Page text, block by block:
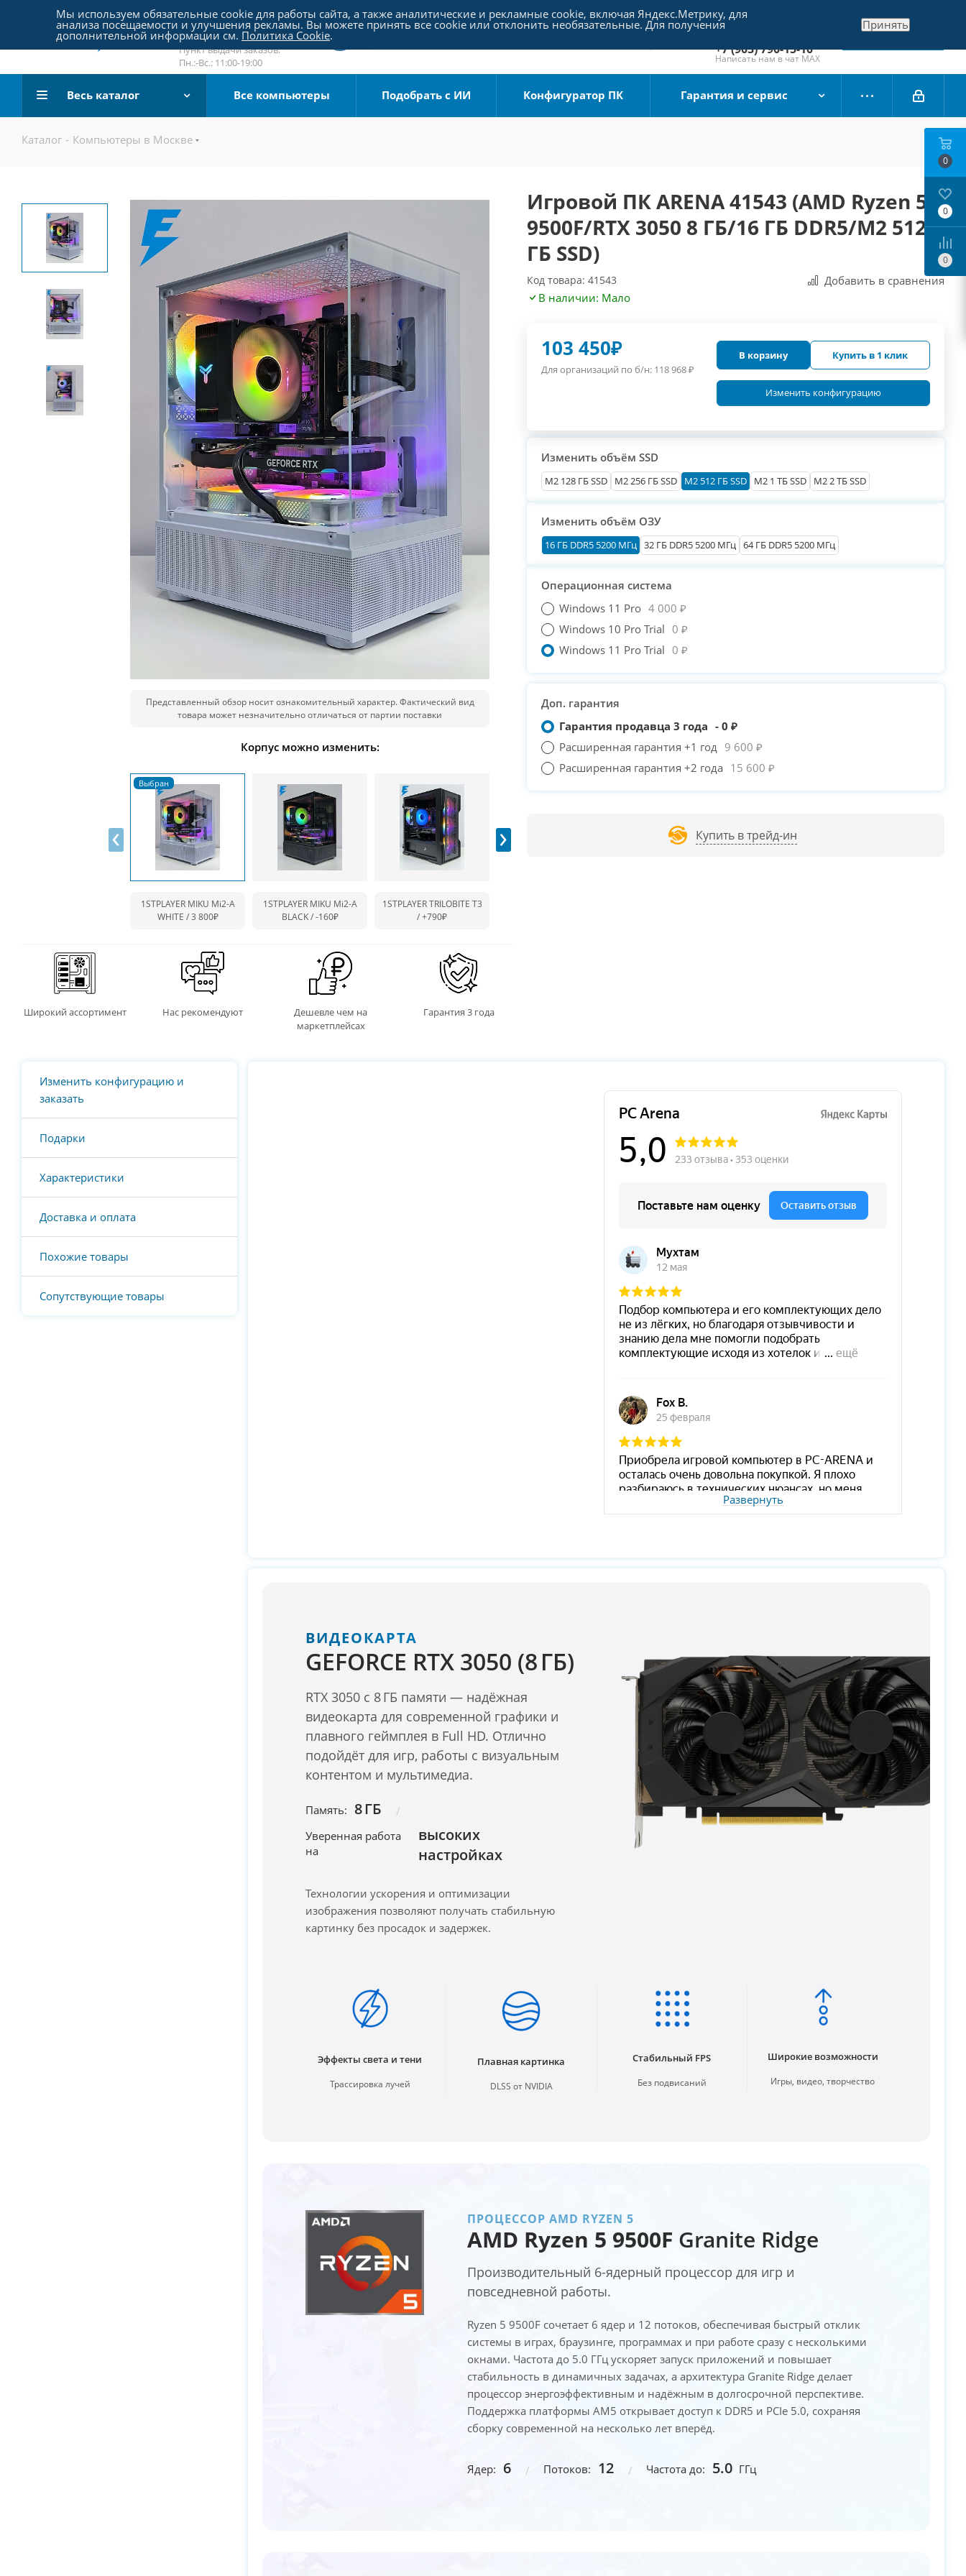
Пятницкое шоссе 18, пав. 267
email:sale@pc-arena.ru
Пн.:-Вс.: 10:00-20:00
Пункт выдачи заказов:
Пн.:-Вс.: 11:00-19:00
+7 (495) 790-15-10
Отдел продаж
+7 (903) 790-15-10
Написать нам в чат MAX
Заказать звонок
Весь каталог Все компьютеры Подобрать с ИИ Конфигуратор ПК Гарантия и сервис
Каталог - Компьютеры в Москве
Представленный обзор носит ознакомительный характер. Фактический вид
товара может незначительно отличаться от партии поставки
Корпус можно изменить:
1STPLAYER MIKU Mi2-A
WHITE / 3 800₽
1STPLAYER MIKU Mi2-A
BLACK /-160₽
1STPLAYER TRILOBITE T3
/+790₽
‹ ›
Широкий ассортимент Нас рекомендуют
Дешевле чем на
маркетплейсах
Гарантия 3 года
Игровой ПК ARENA 41543 (AMD Ryzen 5
9500F/RTX 3050 8 ГБ/16 ГБ DDR5/M2 512
ГБ SSD)
Код товара: 41543
Добавить в сравнения
В наличии: Мало
103 450₽
Для организаций по б/н: 118 968₽
В корзину Купить в 1 клик
Изменить конфигурацию
Изменить объём SSD
М2 128 ГБ SSD M2 256 ГБ SSD M2 512 ГБ SSD M2 1 ТБ SSD M2 2 ТБ SSD
Изменить объём ОЗУ
16 ГБ DDR5 5200 МГц 32 ГБ DDR5 5200 МГц 64 ГБ DDR5 5200 МГц
Операционная система
Windows 11 Pro 4 000 ₽
Windows 10 Pro Trial 0 ₽
Windows 11 Pro Trial 0 ₽
Доп. гарантия
Гарантия продавца 3 года - 0 ₽
Расширенная гарантия +1 год 9 600 ₽
Расширенная гарантия +2 года 15 600 ₽
Купить в трейд-ин
Изменить конфигурацию и
заказать
Подарки
Характеристики
Доставка и оплата
Похожие товары
Сопутствующие товары
PC-Arena на карте Москвы — Яндекс Карты
Развернуть
ВИДЕОКАРТА
GEFORCE RTX 3050 (8 ГБ)
RTX 3050 с 8 ГБ памяти — надёжная
видеокарта для современной графики и
плавного геймплея в Full HD. Отлично
подойдёт для игр, работы с визуальным
контентом и мультимедиа.
Память: 8 ГБ
Уверенная работа
на
высоких
настройках
Технологии ускорения и оптимизации
изображения позволяют получать стабильную
картинку без просадок и задержек.
Эффекты света и тени
Трассировка лучей
Плавная картинка
DLSS от NVIDIA
Стабильный FPS
Без подвисаний
Широкие возможности
Игры, видео, творчество
ПРОЦЕССОР AMD RYZEN 5
AMD Ryzen 5 9500F Granite Ridge
Производительный 6-ядерный процессор для игр и
повседневной работы.
Ryzen 5 9500F сочетает 6 ядер и 12 потоков, обеспечивая быстрый отклик
системы в играх, браузинге, программах и при работе сразу с несколькими
окнами. Частота до 5.0 ГГц ускоряет запуск приложений и повышает
стабильность в динамичных задачах, а архитектура Granite Ridge делает
процессор энергоэффективным и надёжным в долгосрочной перспективе.
Поддержка платформы AM5 открывает доступ к DDR5 и PCIe 5.0, сохраняя
сборку современной на несколько лет вперёд.
Ядер: 6 Потоков: 12 Частота до: 5.0 ГГц
0
0
0
Мы используем обязательные cookie для работы сайта, а также аналитические и рекламные cookie, включая Яндекс.Метрику, для
анализа посещаемости и улучшения рекламы. Вы можете принять все cookie или отклонить необязательные. Для получения
дополнительной информации см. Политика Cookie.
Принять